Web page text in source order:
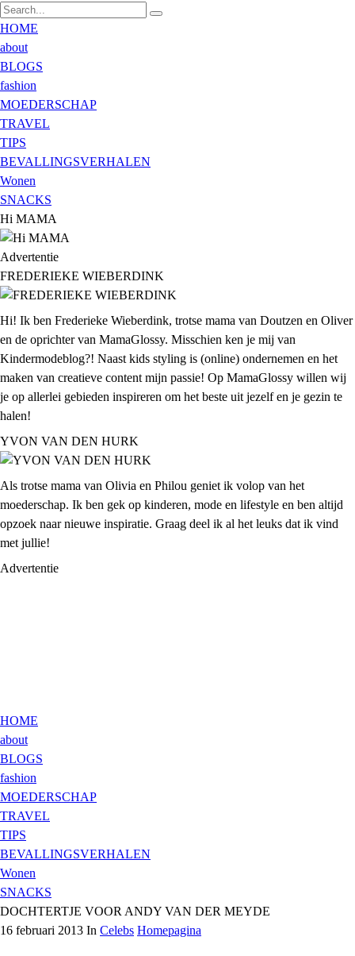
HOME
about
BLOGS
fashion
MOEDERSCHAP
TRAVEL
TIPS
BEVALLINGSVERHALEN
Wonen
SNACKS
Hi MAMA
Advertentie
FREDERIEKE WIEBERDINK
Hi! Ik ben Frederieke Wieberdink, trotse mama van Doutzen en Oliver
en de oprichter van MamaGlossy. Misschien ken je mij van
Kindermodeblog?! Naast kids styling is (online) ondernemen en het
maken van creatieve content mijn passie! Op MamaGlossy willen wij
je op allerlei gebieden inspireren om het beste uit jezelf en je gezin te
halen!
YVON VAN DEN HURK
Als trotse mama van Olivia en Philou geniet ik volop van het
moederschap. Ik ben gek op kinderen, mode en lifestyle en ben altijd
opzoek naar nieuwe inspiratie. Graag deel ik al het leuks dat ik vind
met jullie!
Advertentie
HOME
about
BLOGS
fashion
MOEDERSCHAP
TRAVEL
TIPS
BEVALLINGSVERHALEN
Wonen
SNACKS
DOCHTERTJE VOOR ANDY VAN DER MEYDE
16 februari 2013 In Celebs Homepagina